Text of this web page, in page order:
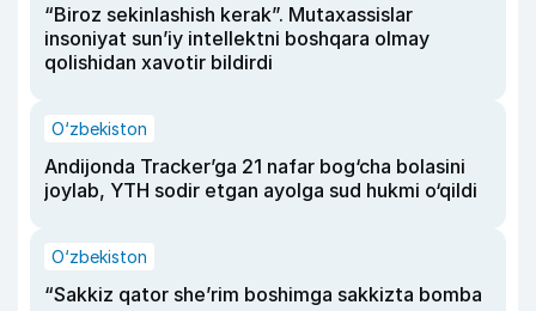
“Biroz sekinlashish kerak”. Mutaxassislar
insoniyat sun’iy intellektni boshqara olmay
qolishidan xavotir bildirdi
O‘zbekiston
Andijonda Tracker’ga 21 nafar bog‘cha bolasini
joylab, YTH sodir etgan ayolga sud hukmi o‘qildi
O‘zbekiston
“Sakkiz qator she’rim boshimga sakkizta bomba